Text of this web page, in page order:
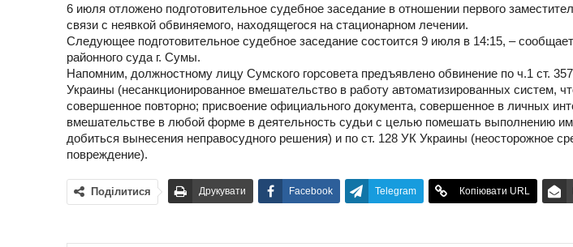
6 июля отложено подготовительное судебное заседание в отношении первого
связи с неявкой обвиняемого, находящегося на стационарном лечении.
Следующее подготовительное судебное заседание состоится 9 июля в 14:15, –
районного суда г. Сумы.
Напомним, должностному лицу Сумского горсовета предъявлено обвинение по ч.1 ст.
Украины (несанкционированное вмешательство в работу автоматизированных систем,
совершенное повторно; присвоение официального документа, совершенное в личных
вмешательстве в любой форме в деятельность судьи с целью помешать выполнению
добиться вынесения неправосудного решения) и по ст. 128 УК Украины (неосторожное
повреждение).
Поділитися Друкувати Facebook Telegram Копіювати URL